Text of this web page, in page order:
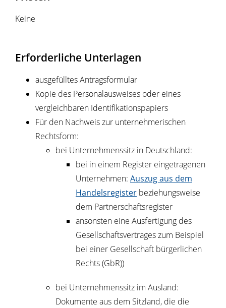
Keine
Erforderliche Unterlagen
ausgefülltes Antragsformular
Kopie des Personalausweises oder eines
vergleichbaren Identifikationspapiers
Für den Nachweis zur unternehmerischen
Rechtsform:
bei Unternehmenssitz in Deutschland:
bei in einem Register eingetragenen
Unternehmen: Auszug aus dem
Handelsregister beziehungsweise
dem Partnerschaftsregister
ansonsten eine Ausfertigung des
Gesellschaftsvertrages zum Beispiel
bei einer Gesellschaft bürgerlichen
Rechts (GbR))
bei Unternehmenssitz im Ausland:
Dokumente aus dem Sitzland, die die